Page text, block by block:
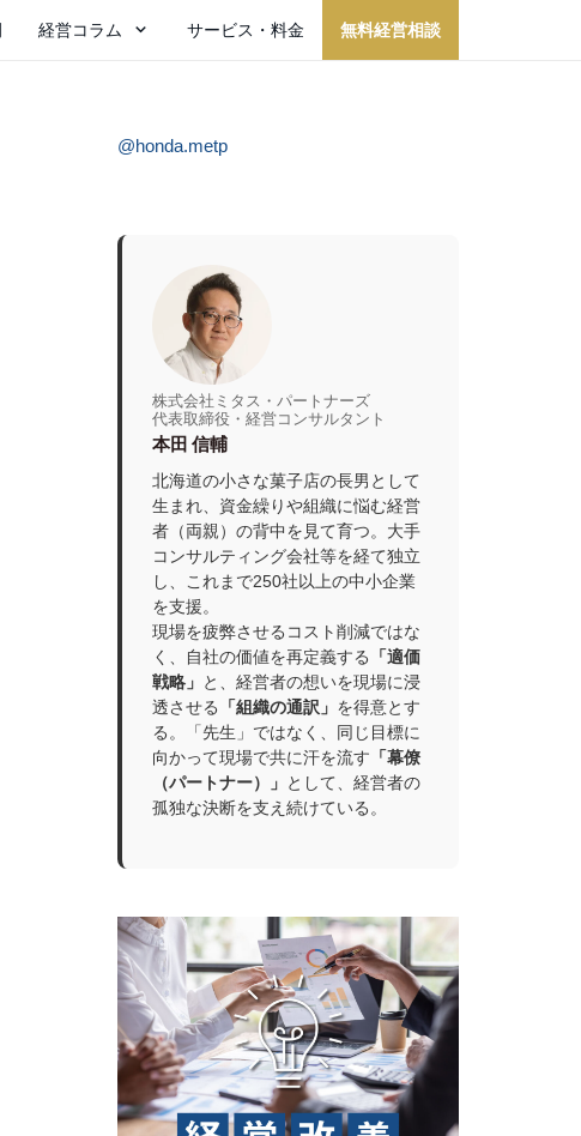
経営コラム サービス・料金 無料経営相談
@honda.metp
株式会社ミタス・パートナーズ
代表取締役・経営コンサルタント
本田 信輔
北海道の小さな菓子店の長男として
生まれ、資金繰りや組織に悩む経営
者（両親）の背中を見て育つ。大手
コンサルティング会社等を経て独立
し、これまで250社以上の中小企業
を支援。
現場を疲弊させるコスト削減ではな
く、自社の価値を再定義する
「適価
戦略」 と、経営者の想いを現場に浸
透させる
「組織の通訳」 を得意とす
る。「先生」ではなく、同じ目標に
向かって現場で共に汗を流す 「幕僚
（パートナー）」 として、経営者の
孤独な決断を支え続けている。